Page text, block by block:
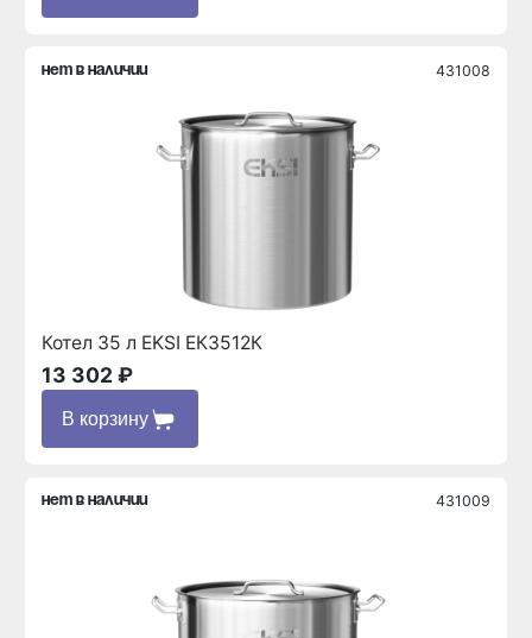
нет в наличии 431008
Котел 35 л EKSI ЕК3512К
13 302 ₽
В корзину
нет в наличии 431009